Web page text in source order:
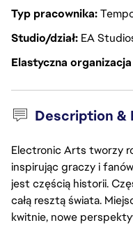
Typ pracownika
Studio/dział EA
Elastyczna
Description &
Electronic Arts tworzy
inspirując graczy i
jest częścią historii.
całą resztą świata.
kwitnie, nowe